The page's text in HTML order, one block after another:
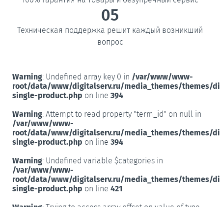
05
Техническая поддержка решит каждый возникший
вопрос
Warning: Undefined array key 0 in /var/www/www-
root/data/www/digitalserv.ru/media_themes/themes/
single-product.php on line 394
Warning: Attempt to read property "term_id" on null in
/var/www/www-
root/data/www/digitalserv.ru/media_themes/themes/
single-product.php on line 394
Warning: Undefined variable $categories in
/var/www/www-
root/data/www/digitalserv.ru/media_themes/themes/
single-product.php on line 421